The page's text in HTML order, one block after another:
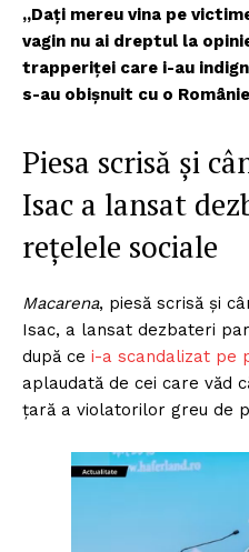
„Dați mereu vina pe
vagin nu ai dreptul la
trapperiței care i-au
s-au obișnuit cu o
Piesa scrisă și
Isac a lansat
rețelele sociale
Macarena, piesă scrisă și
Isac, a lansat dezbateri
după ce i-a scandalizat pe
aplaudată de cei care văd
țară a violatorilor greu de